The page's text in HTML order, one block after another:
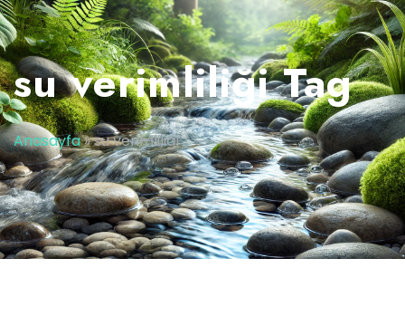
su verimliliği Tag
Anasayfa»su verimliliği